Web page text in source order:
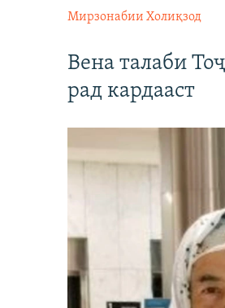
Мирзонабии Холиқзод
Вена талаби
рад кардааст